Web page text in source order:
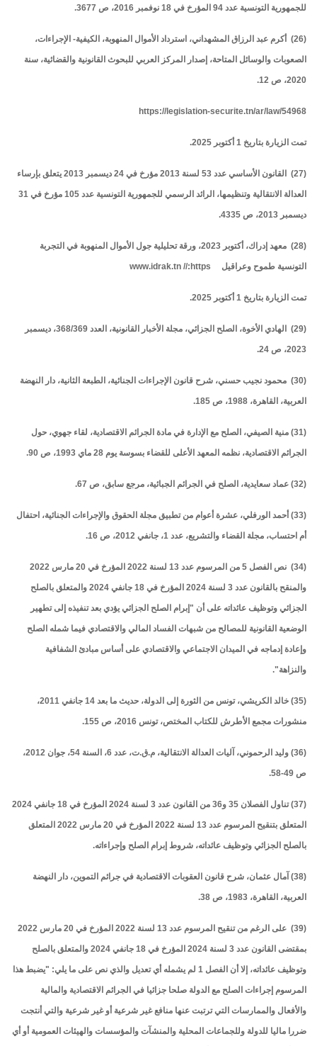
للجمهورية التونسية عدد 94 المؤرخ في 18 نوفمبر 2016، ص 3677.
(26) أكرم عبد الرزاق المشهداني، استرداد الأموال المنهوبة، الكيفية- الإجراءات،
الصعوبات والوسائل المتاحة، إصدار المركز العربي للبحوث القانونية والقضائية، سنة
2020، ص 12.
https://legislation-securite.tn/ar/law/54968
تمت الزيارة بتاريخ 1 أكتوبر 2025.
(27) القانون الأساسي عدد 53 لسنة 2013 مؤرخ في 24 ديسمبر 2013 يتعلق بإرساء
العدالة الانتقالية وتنظيمها، الرائد الرسمي للجمهورية التونسية عدد 105 مؤرخ في 31
ديسمبر 2013، ص 4335.
(28) معهد إدراك، أكتوبر 2023، ورقة تحليلية جول الأموال المنهوبة في التجربة
التونسية طموح وعراقيل www.idrak.tn //:https
تمت الزيارة بتاريخ 1 أكتوبر 2025.
(29) الهادي الأخوة، الصلح الجزائي، مجلة الأخبار القانونية، العدد 368/369، ديسمبر
2023، ص 24.
(30) محمود نجيب حسني، شرح قانون الإجراءات الجنائية، الطبعة الثانية، دار النهضة
العربية، القاهرة، 1988، ص 185.
(31) منية الصيفي، الصلح مع الإدارة في مادة الجرائم الاقتصادية، لقاء جهوي، حول
الجرائم الاقتصادية، نظمه المعهد الأعلى للقضاء بسوسة يوم 28 ماي 1993، ص 90.
(32) عماد سعايدية، الصلح في الجرائم الجبائية، مرجع سابق، ص 67.
(33) أحمد الورفلي، عشرة أعوام من تطبيق مجلة الحقوق والإجراءات الجنائية، احتفال
أم احتساب، مجلة القضاء والتشريع، عدد 1، جانفي 2012، ص 16.
(34) نص الفصل 5 من المرسوم عدد 13 لسنة 2022 المؤرخ في 20 مارس 2022
والمنقح بالقانون عدد 3 لسنة 2024 المؤرخ في 18 جانفي 2024 والمتعلق بالصلح
الجزائي وتوظيف عائداته على أن "إبرام الصلح الجزائي يؤدي بعد تنفيذه إلى تطهير
الوضعية القانونية للمصالح من شبهات الفساد المالي والاقتصادي فيما شمله الصلح
وإعادة إدماجه في الميدان الاجتماعي والاقتصادي على أساس مبادئ الشفافية
والنزاهة".
(35) خالد الكريشي، تونس من الثورة إلى الدولة، حديث ما بعد 14 جانفي 2011،
منشورات مجمع الأطرش للكتاب المختص، تونس 2016، ص 155.
(36) وليد الرحموني، آليات العدالة الانتقالية، م.ق.ت، عدد 6، السنة 54، جوان 2012،
ص 49-58.
(37) تناول الفصلان 35 و36 من القانون عدد 3 لسنة 2024 المؤرخ في 18 جانفي 2024
المتعلق بتنقيح المرسوم عدد 13 لسنة 2022 المؤرخ في 20 مارس 2022 المتعلق
بالصلح الجزائي وتوظيف عائداته، شروط إبرام الصلح وإجراءاته.
(38) آمال عثمان، شرح قانون العقوبات الاقتصادية في جرائم التموين، دار النهضة
العربية، القاهرة، 1983، ص 38.
(39) على الرغم من تنقيح المرسوم عدد 13 لسنة 2022 المؤرخ في 20 مارس 2022
بمقتضى القانون عدد 3 لسنة 2024 المؤرخ في 18 جانفي 2024 والمتعلق بالصلح
وتوظيف عائداته، إلا أن الفصل 1 لم يشمله أي تعديل والذي نص على ما يلي: "يضبط هذا
المرسوم إجراءات الصلح مع الدولة صلحا جزائيا في الجرائم الاقتصادية والمالية
والأفعال والممارسات التي ترتبت عنها منافع غير شرعية أو غير شرعية والتي أنتجت
ضررا ماليا للدولة وللجماعات المحلية والمنشآت والمؤسسات والهيئات العمومية أو أي